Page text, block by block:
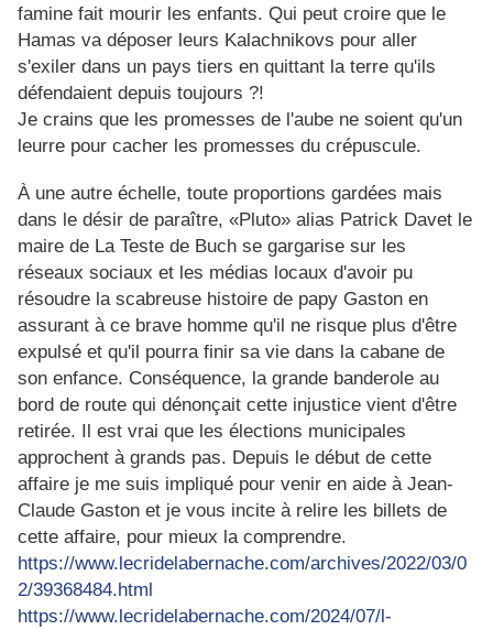
famine fait mourir les enfants. Qui peut croire que le
Hamas va déposer leurs Kalachnikovs pour aller
s'exiler dans un pays tiers en quittant la terre qu'ils
défendaient depuis toujours ?!
Je crains que les promesses de l'aube ne soient qu'un
leurre pour cacher les promesses du crépuscule.
À une autre échelle, toute proportions gardées mais
dans le désir de paraître, «Pluto» alias Patrick Davet le
maire de La Teste de Buch se gargarise sur les
réseaux sociaux et les médias locaux d'avoir pu
résoudre la scabreuse histoire de papy Gaston en
assurant à ce brave homme qu'il ne risque plus d'être
expulsé et qu'il pourra finir sa vie dans la cabane de
son enfance. Conséquence, la grande banderole au
bord de route qui dénonçait cette injustice vient d'être
retirée. Il est vrai que les élections municipales
approchent à grands pas. Depuis le début de cette
affaire je me suis impliqué pour venir en aide à Jean-
Claude Gaston et je vous incite à relire les billets de
cette affaire, pour mieux la comprendre.
https://www.lecridelabernache.com/archives/2022/03/0
2/39368484.html
https://www.lecridelabernache.com/2024/07/l-